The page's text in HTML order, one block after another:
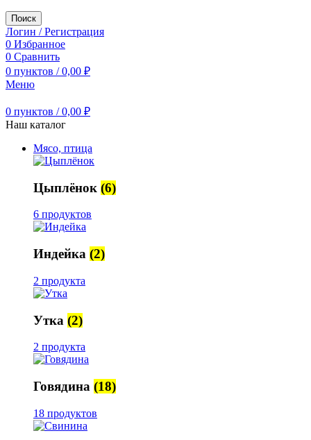
Поиск
Логин / Регистрация
0 Избранное
0 Сравнить
0 пунктов / 0,00 ₽
Меню
0 пунктов / 0,00 ₽
Наш каталог
Мясо, птица
Цыплёнок (6)
6 продуктов
Индейка (2)
2 продукта
Утка (2)
2 продукта
Говядина (18)
18 продуктов